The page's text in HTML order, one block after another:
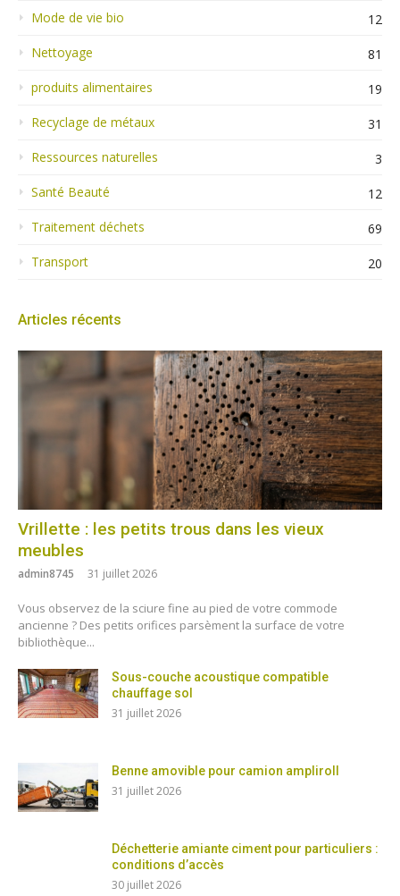
Mode de vie bio
12
Nettoyage
81
produits alimentaires
19
Recyclage de métaux
31
Ressources naturelles
3
Santé Beauté
12
Traitement déchets
69
Transport
20
Articles récents
Vrillette : les petits trous dans les vieux
meubles
admin8745 31 juillet 2026
Vous observez de la sciure fine au pied de votre commode
ancienne ? Des petits orifices parsèment la surface de votre
bibliothèque...
Sous-couche acoustique compatible
chauffage sol
31 juillet 2026
Benne amovible pour camion ampliroll
31 juillet 2026
Déchetterie amiante ciment pour particuliers :
conditions d’accès
30 juillet 2026